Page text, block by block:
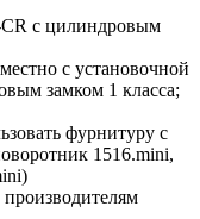
CR с цилиндровым
с установочной
замком 1 класса;
фурнитуру с
1516.mini,